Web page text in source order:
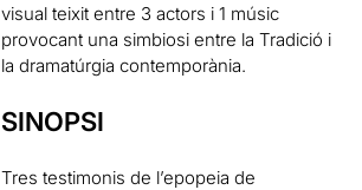
visual teixit entre 3 actors i 1 músic
provocant una simbiosi entre la Tradició i
la dramatúrgia contemporània.
SINOPSI
Tres testimonis de l’epopeia de